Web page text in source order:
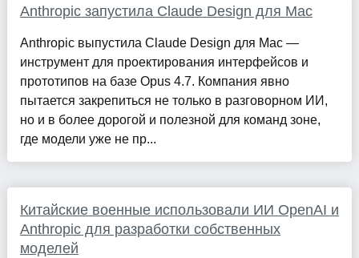
Anthropic запустила Claude Design для Mac
Anthropic выпустила Claude Design для Mac —
инструмент для проектирования интерфейсов и
прототипов на базе Opus 4.7. Компания явно
пытается закрепиться не только в разговорном ИИ,
но и в более дорогой и полезной для команд зоне,
где модели уже не пр...
Китайские военные использовали ИИ OpenAI и
Anthropic для разработки собственных
моделей